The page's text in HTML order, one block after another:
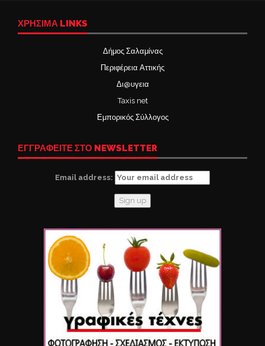
ΧΡΉΣΙΜΑ LINKS
Δήμος Σαλαμίνας
Περιφέρεια Αττικής
Δι@υγεια
Taxis net
Εμπορικός Σύλλογος
ΕΓΓΡΑΦΕΙΤΕ ΣΤΟ NEWSLETTER
Email address: